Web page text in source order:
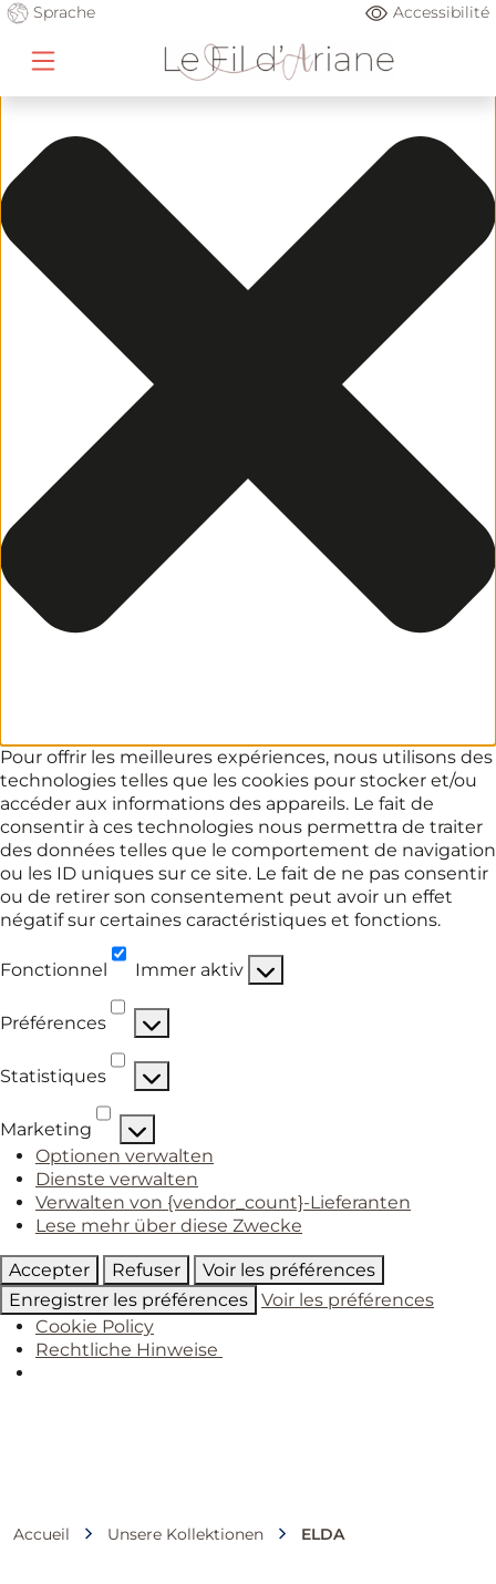
Gérer le consentement
Pour offrir les meilleures expériences, nous utilisons des
technologies telles que les cookies pour stocker et/ou
accéder aux informations des appareils. Le fait de
consentir à ces technologies nous permettra de traiter
des données telles que le comportement de navigation
ou les ID uniques sur ce site. Le fait de ne pas consentir
ou de retirer son consentement peut avoir un effet
négatif sur certaines caractéristiques et fonctions.
Fonctionnel Immer aktiv
Préférences
Préférences
Statistiques
Statistiques
Marketing
Marketing
Optionen verwalten
Dienste verwalten
Verwalten von {vendor_count}-Lieferanten
Lese mehr über diese Zwecke
Accepter Refuser
Voir les préférences
Enregistrer les préférences
Voir les préférences
Cookie Policy
Rechtliche Hinweise
Sprache Accessibilité
Accueil Unsere Kollektionen ELDA